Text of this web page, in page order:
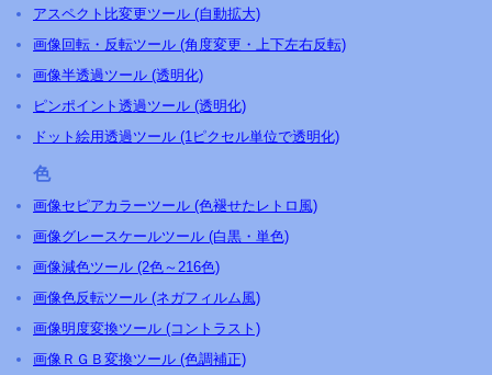
アスペクト比変更ツール (自動拡大)
画像回転・反転ツール (角度変更・上下左右反転)
画像半透過ツール (透明化)
ピンポイント透過ツール (透明化)
ドット絵用透過ツール (1ピクセル単位で透明化)
色
画像セピアカラーツール (色褪せたレトロ風)
画像グレースケールツール (白黒・単色)
画像減色ツール (2色～216色)
画像色反転ツール (ネガフィルム風)
画像明度変換ツール (コントラスト)
画像ＲＧＢ変換ツール (色調補正)